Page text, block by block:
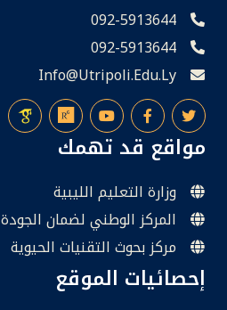
092-5913644
092-5913644
Info@utripoli.edu.ly
مواقع قد تهمك
وزارة التعليم الليبية
المركز الوطني لضمان الجودة
مركز بحوث التقنيات الحيوية
إحصائيات الموقع